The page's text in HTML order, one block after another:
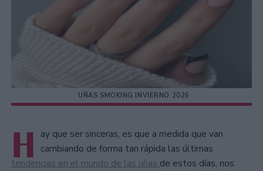
UÑAS SMOKING INVIERNO 2026
H ay que ser sinceras, es que a medida que van
cambiando de forma tan rápida las últimas
tendencias en el mundo de las uñas de estos días, nos